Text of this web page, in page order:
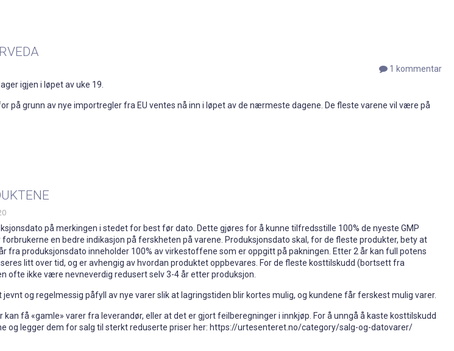
1 kommentar
igjen i løpet av uke 19.
på grunn av nye importregler fra EU ventes nå inn i løpet av de nærmeste dagene. De fleste varene vil være på
på merkingen i stedet for best før dato. Dette gjøres for å kunne tilfredsstille 100% de nyeste GMP
en bedre indikasjon på ferskheten på varene. Produksjonsdato skal, for de fleste produkter, bety at
fra produksjonsdato inneholder 100% av virkestoffene som er oppgitt på pakningen. Etter 2 år kan full potens
litt over tid, og er avhengig av hvordan produktet oppbevares. For de fleste kosttilskudd (bortsett fra
ofte ikke være nevneverdig redusert selv 3-4 år etter produksjon.
og regelmessig påfyll av nye varer slik at lagringstiden blir kortes mulig, og kundene får ferskest mulig varer.
kan få «gamle» varer fra leverandør, eller at det er gjort feilberegninger i innkjøp. For å unngå å kaste kosttilskudd
og legger dem for salg til sterkt reduserte priser her: https://urtesenteret.no/category/salg-og-datovarer/